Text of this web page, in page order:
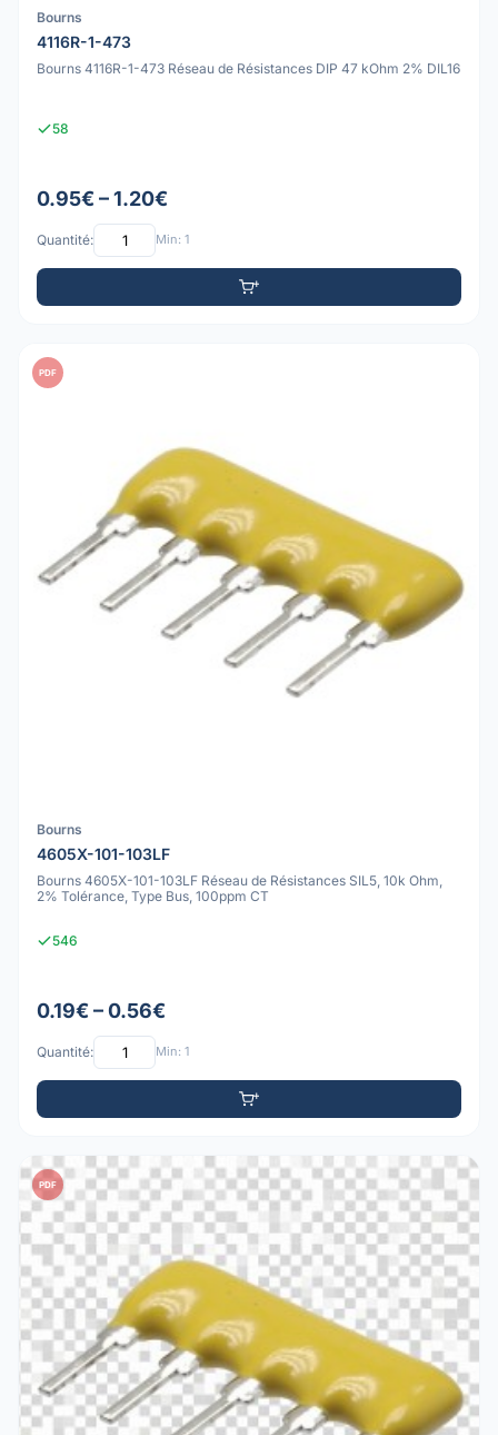
Bourns
4116R-1-473
Bourns 4116R-1-473 Réseau de Résistances DIP 47 kOhm 2% DIL16
58
0.95€ – 1.20€
Quantité: Min: 1
PDF
Bourns
4605X-101-103LF
Bourns 4605X-101-103LF Réseau de Résistances SIL5, 10k Ohm,
2% Tolérance, Type Bus, 100ppm CT
546
0.19€ – 0.56€
Quantité: Min: 1
PDF